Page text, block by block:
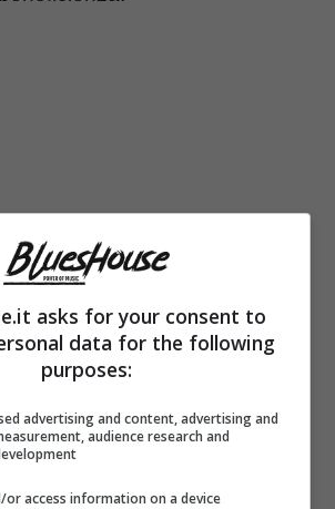
è stato il rimorso
uno degli attori più amato di
asks for your consent to
data for the following
purposes:
advertising and content, advertising and
audience research and
or access information on a device